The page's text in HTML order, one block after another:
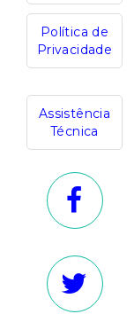
Política de
Privacidade
Assistência
Técnica